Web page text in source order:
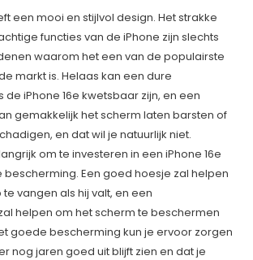
een mooi en stijlvol design. Het strakke
functies van de iPhone zijn slechts
waarom het een van de populairste
markt is. Helaas kan een dure
iPhone 16e kwetsbaar zijn, en een
gemakkelijk het scherm laten barsten of
en dat wil je natuurlijk niet.
om te investeren in een iPhone 16e
Een goed hoesje zal helpen
vangen als hij valt, en een
helpen om het scherm te beschermen
goede bescherming kun je ervoor zorgen
nog jaren goed uit blijft zien en dat je